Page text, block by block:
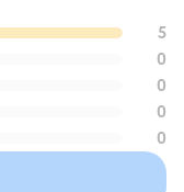
5
0
0
0
0